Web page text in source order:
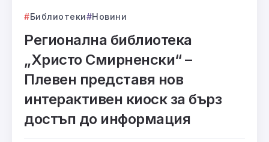
Библиотеки Новини
Регионална библиотека
„Христо Смирненски“ –
Плевен представя нов
интерактивен киоск за бърз
достъп до информация